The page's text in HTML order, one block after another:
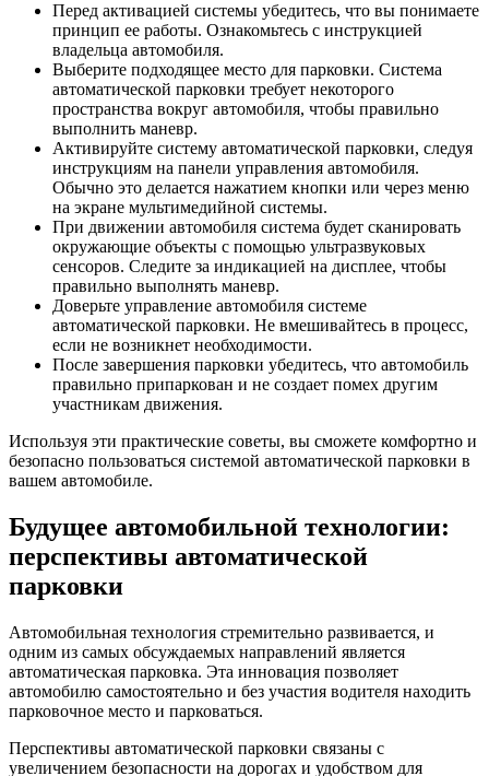
Перед активацией системы убедитесь, что вы понимаете
принцип ее работы. Ознакомьтесь с инструкцией
владельца автомобиля.
Выберите подходящее место для парковки. Система
автоматической парковки требует некоторого
пространства вокруг автомобиля, чтобы правильно
выполнить маневр.
Активируйте систему автоматической парковки, следуя
инструкциям на панели управления автомобиля.
Обычно это делается нажатием кнопки или через меню
на экране мультимедийной системы.
При движении автомобиля система будет сканировать
окружающие объекты с помощью ультразвуковых
сенсоров. Следите за индикацией на дисплее, чтобы
правильно выполнять маневр.
Доверьте управление автомобиля системе
автоматической парковки. Не вмешивайтесь в процесс,
если не возникнет необходимости.
После завершения парковки убедитесь, что автомобиль
правильно припаркован и не создает помех другим
участникам движения.
Используя эти практические советы, вы сможете комфортно и
безопасно пользоваться системой автоматической парковки в
вашем автомобиле.
Будущее автомобильной технологии:
перспективы автоматической
парковки
Автомобильная технология стремительно развивается, и
одним из самых обсуждаемых направлений является
автоматическая парковка. Эта инновация позволяет
автомобилю самостоятельно и без участия водителя находить
парковочное место и парковаться.
Перспективы автоматической парковки связаны с
увеличением безопасности на дорогах и удобством для